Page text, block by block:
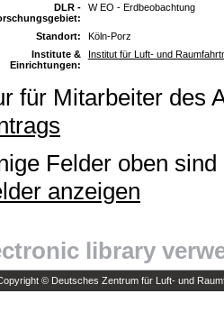
DLR -
W EO - Erdbeobachtung
Standort:
Köln-Porz
Institute &
Einrichtungen:
Institut für Luft- und
für Mitarbeiter des
Felder oben
anzeigen
library
© Deutsches Zentrum für Luft- und